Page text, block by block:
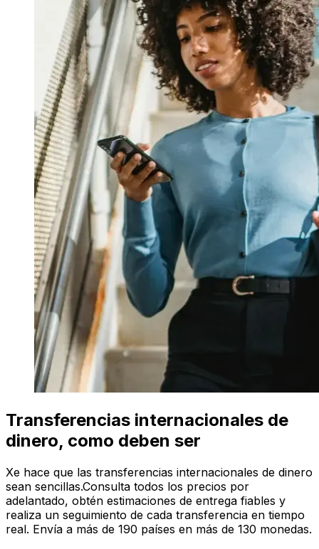
Transferencias internacionales de
dinero, como deben ser
Xe hace que las transferencias internacionales de dinero
sean sencillas.Consulta todos los precios por
adelantado, obtén estimaciones de entrega fiables y
realiza un seguimiento de cada transferencia en tiempo
real. Envía a más de 190 países en más de 130 monedas.